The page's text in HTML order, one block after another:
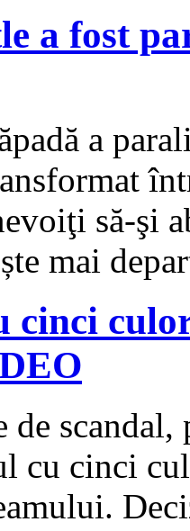
a fost
a
să-şi
mai
cinci
de
cu cinci